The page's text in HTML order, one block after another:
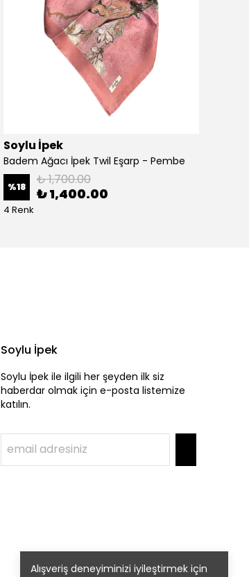
Alışveriş deneyiminizi iyileştirmek için
Soylu İpek
Badem Ağacı İpek Twil Eşarp - Pembe
%18 ₺ 1,700.00
₺ 1,400.00
4 Renk
Soylu İpek
Soylu İpek ile ilgili her şeyden ilk siz
haberdar olmak için e-posta listemize
katılın.